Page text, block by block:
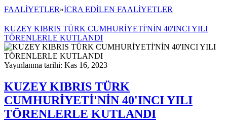
FAALİYETLER»İCRA EDİLEN FAALİYETLER
KUZEY KIBRIS TÜRK CUMHURİYETİ'NİN 40'INCI YILI
TÖRENLERLE KUTLANDI
Yayınlanma tarihi: Kas 16, 2023
KUZEY KIBRIS TÜRK
CUMHURİYETİ'NİN 40'INCI YILI
TÖRENLERLE KUTLANDI